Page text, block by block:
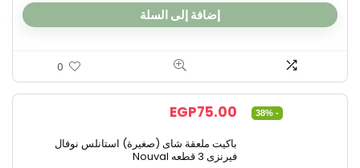
إضافة إلى السلة
0
- 38%
EGP75.00
باكيت ملعقة شاى (صغيرة) استانلس نوفال
فيرنزى 3 قطعه Nouval